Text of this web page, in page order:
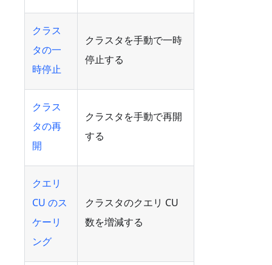
クラス
タの一
時停止
クラスタを手動で一時
停止する
クラス
タの再
開
クラスタを手動で再開
する
クエリ
CU のス
ケーリ
ング
クラスタのクエリ CU
数を増減する